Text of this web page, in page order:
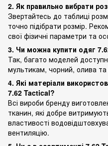
2. Як правильно вибрати
Звертайтесь до таблиці
точно підібрати розмір.
свої фізичні параметри та
3. Чи можна купити одяг
Так, багато моделей
мультикам, чорний, олива та
4. Які матеріали
7.62 Tactical?
Всі вироби бренду
тканин, які добре
властивості
вентиляцію.